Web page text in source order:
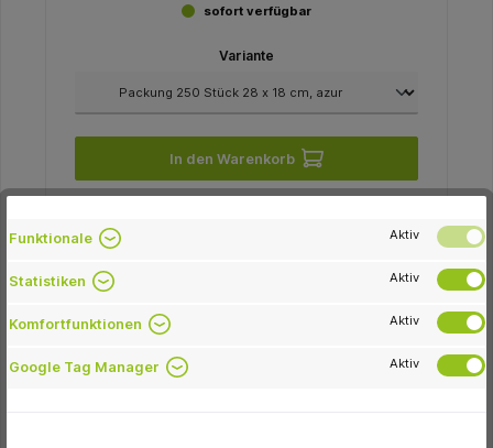
sofort verfügbar
Variante
In den Warenkorb
-11.0 %
Funktionale Aktiv
Statistiken Aktiv
Komfortfunktionen Aktiv
Google Tag Manager Aktiv